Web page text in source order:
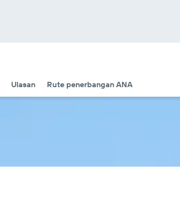
Ulasan Rute penerbangan ANA